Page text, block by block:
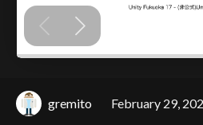
gremito February 29,